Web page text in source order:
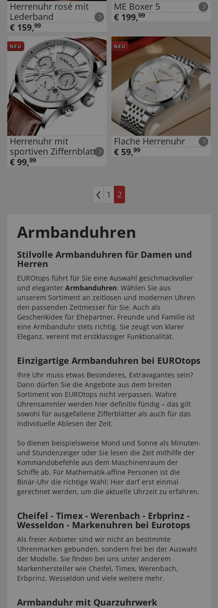
Herrenuhr rosé mit
Lederband
€ 159,99
ME Boxer 5
€ 199,99
NEU
Herrenuhr mit
sportiven Ziffernblatt
€ 99,99
NEU
Flache Herrenuhr
€ 59,99
1 2
Armbanduhren
Stilvolle Armbanduhren für Damen und
Herren
EUROtops führt für Sie eine Auswahl geschmackvoller
und eleganter Armbanduhren. Wählen Sie aus
unserem Sortiment an zeitlosen und modernen Uhren
den passenden Zeitmesser für Sie. Auch als
Geschenkidee für Ehepartner, Freunde und Familie ist
eine Armbanduhr stets richtig. Sie zeugt von klarer
Eleganz, vereint mit erstklassiger Funktionalität.
Einzigartige Armbanduhren bei EUROtops
Ihre Uhr muss etwas Besonderes, Extravagantes sein?
Dann dürfen Sie die Angebote aus dem breiten
Sortiment von EUROtops nicht verpassen. Wahre
Uhrensammler werden hier definitiv fündig – das gilt
sowohl für ausgefallene Zifferblätter als auch für das
individuelle Ablesen der Zeit.
So dienen beispielsweise Mond und Sonne als Minuten-
und Stundenzeiger oder Sie lesen die Zeit mithilfe der
Kommandobefehle aus dem Maschinenraum der
Schiffe ab. Für Mathematik-affine Personen ist die
Binär-Uhr die richtige Wahl: Hier darf erst einmal
gerechnet werden, um die aktuelle Uhrzeit zu erfahren.
Cheifel - Timex - Werenbach - Erbprinz -
Wesseldon - Markenuhren bei Eurotops
Als freier Anbieter sind wir nicht an bestimmte
Uhrenmarken gebunden, sondern frei bei der Auswahl
der Modelle. Sie finden bei uns unter anderem
Markenhersteller wie Cheifel, Timex, Werenbach,
Erbprinz, Wesseldon und viele weitere mehr.
Armbanduhr mit Quarzuhrwerk